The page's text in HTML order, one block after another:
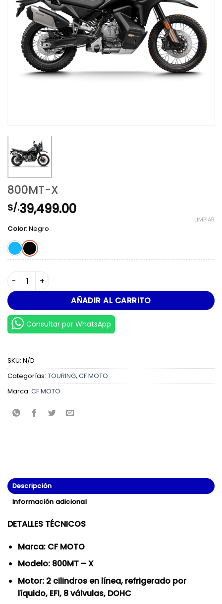
800MT-X
S/.39,499.00
Color: Negro
LIMPIAR
800MT-X cantidad
AÑADIR AL CARRITO
Consultar por WhatsApp
SKU: N/D
Categorías: TOURING, CF MOTO
Marca: CF MOTO
Descripción
Información adicional
DETALLES TÉCNICOS
Marca: CF MOTO
Modelo: 800MT – X
Motor: 2 cilindros en línea, refrigerado por
líquido, EFI, 8 válvulas, DOHC